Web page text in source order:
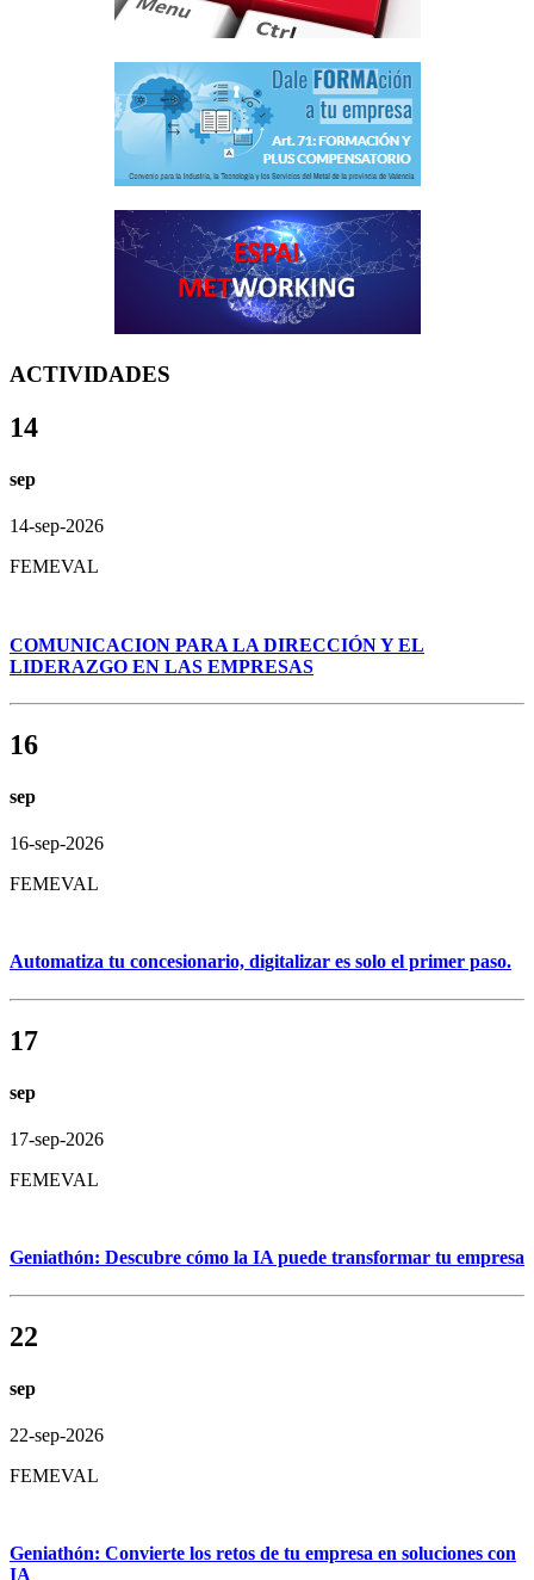
ACTIVIDADES
14
sep
14-sep-2026
FEMEVAL
COMUNICACION PARA LA DIRECCIÓN Y EL
LIDERAZGO EN LAS EMPRESAS
16
sep
16-sep-2026
FEMEVAL
Automatiza tu concesionario, digitalizar es solo el primer paso.
17
sep
17-sep-2026
FEMEVAL
Geniathón: Descubre cómo la IA puede transformar tu empresa
22
sep
22-sep-2026
FEMEVAL
Geniathón: Convierte los retos de tu empresa en soluciones con
IA